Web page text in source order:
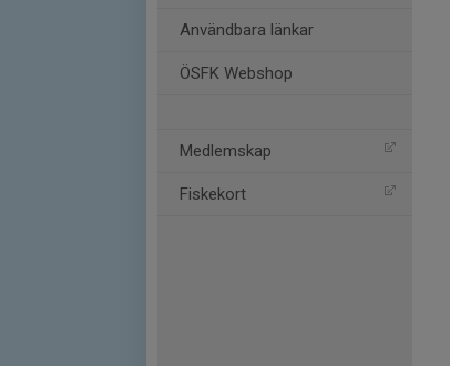
Användbara länkar
ÖSFK Webshop
Medlemskap
Fiskekort